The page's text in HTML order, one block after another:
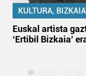
KULTURA, BIZKAIA
Euskal artista
‘Ertibil Bizkaia’